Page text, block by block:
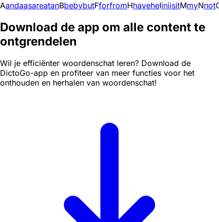
AandaasareatanBbebybutFforfromHhaveheIiniisitMmyNnot
Download de app om alle content te
ontgrendelen
Wil je efficiënter woordenschat leren? Download de
DictoGo-app en profiteer van meer functies voor het
onthouden en herhalen van woordenschat!